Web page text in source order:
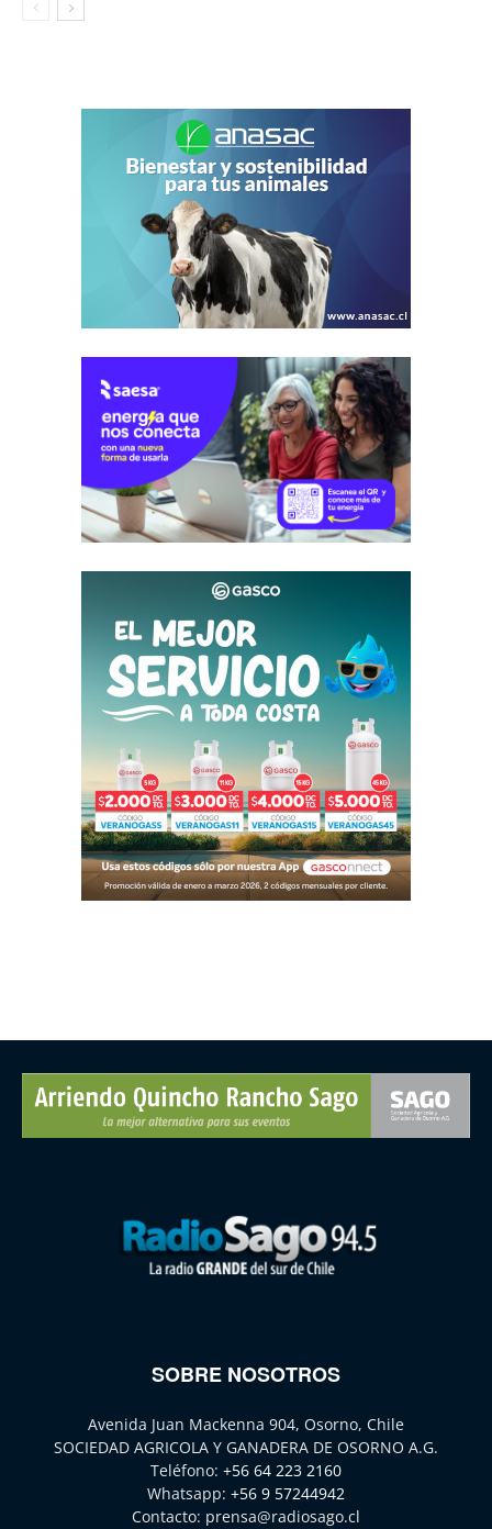
SOBRE NOSOTROS
Avenida Juan Mackenna 904, Osorno, Chile
SOCIEDAD AGRICOLA Y GANADERA DE OSORNO A.G.
Teléfono: +56 64 223 2160
Whatsapp: +56 9 57244942
Contacto: prensa@radiosago.cl